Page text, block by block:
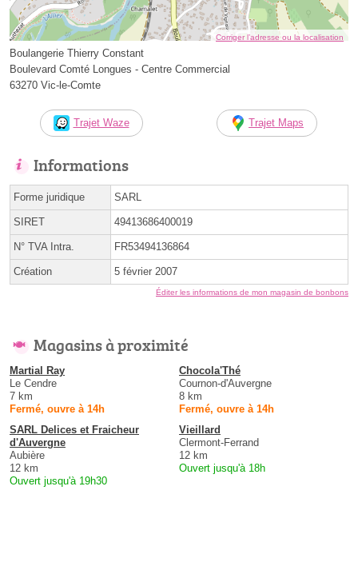
Corriger l’adresse ou la localisation
Boulangerie Thierry Constant
Boulevard Comté Longues - Centre Commercial
63270 Vic-le-Comte
Trajet Waze Trajet Maps
Informations
Forme juridique SARL
SIRET 49413686400019
N° TVA Intra. FR53494136864
Création 5 février 2007
Éditer les informations de mon magasin de bonbons
Magasins à proximité
Martial Ray
Le Cendre
7 km
Fermé, ouvre à 14h
Chocola'Thé
Cournon-d'Auvergne
8 km
Fermé, ouvre à 14h
SARL Delices et Fraicheur
d'Auvergne
Aubière
12 km
Ouvert jusqu'à 19h30
Vieillard
Clermont-Ferrand
12 km
Ouvert jusqu'à 18h